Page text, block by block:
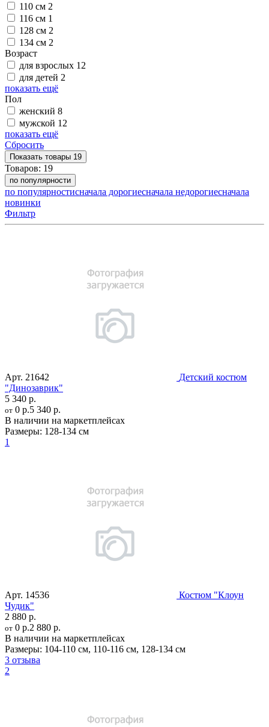
110 см 2
116 см 1
128 см 2
134 см 2
Возраст
для взрослых 12
для детей 2
показать ещё
Пол
женский 8
мужской 12
показать ещё
Сбросить
Показать товары 19
Товаров: 19
по популярности
по популярностисначала дорогиесначала недорогиесначала
новинки
Фильтр
Арт. 21642
Детский костюм
"Динозаврик"
5 340 р.
от 0 р.5 340 р.
В наличии на маркетплейсах
Размеры: 128-134 см
1
Арт. 14536
Костюм "Клоун
Чудик"
2 880 р.
от 0 р.2 880 р.
В наличии на маркетплейсах
Размеры: 104-110 см, 110-116 см, 128-134 см
3 отзыва
2